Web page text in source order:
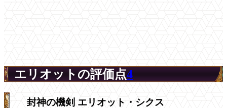
エリオットの評価点4
封神の機剣 エリオット・シクス